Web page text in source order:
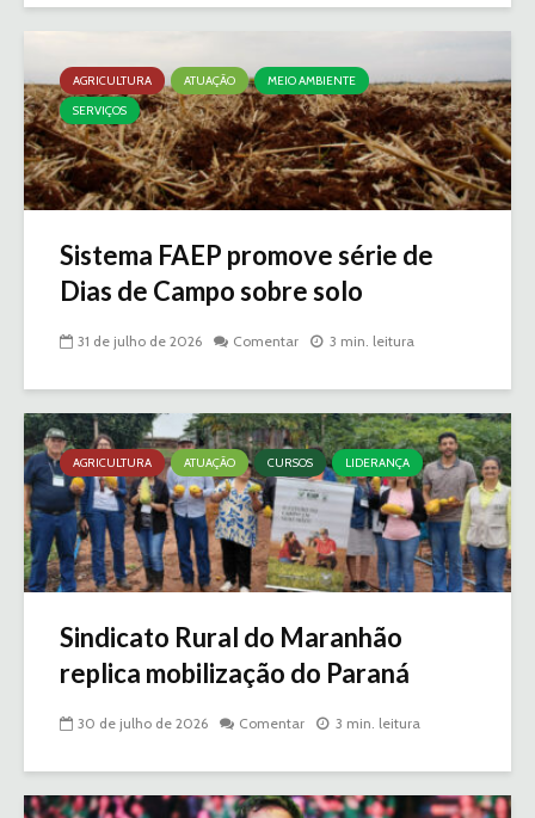
AGRICULTURA ATUAÇÃO
MEIO AMBIENTE
SERVIÇOS
Sistema FAEP promove série de
Dias de Campo sobre solo
31 de julho de 2026 Comentar 3 min. leitura
AGRICULTURA ATUAÇÃO CURSOS LIDERANÇA
Sindicato Rural do Maranhão
replica mobilização do Paraná
30 de julho de 2026 Comentar 3 min. leitura